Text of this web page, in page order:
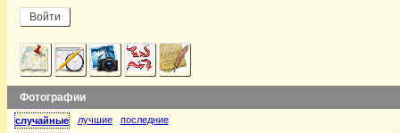
Фотографии
случайные лучшие последние